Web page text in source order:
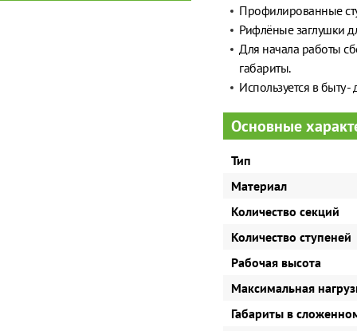
Профилированные
Рифлёные заглушки
Для начала работы
габариты.
Используется в быту
Основные
Тип
Материал
Количество секций
Количество ступеней
Рабочая высота
Максимальная
Габариты в